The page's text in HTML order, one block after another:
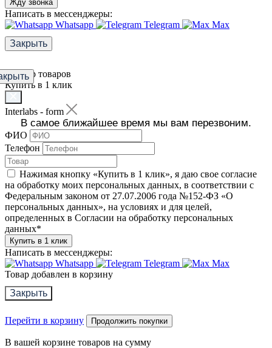
Жду звонка
Написать в мессенджеры:
Whatsapp
Telegram
Max
Закрыть
Фильтр товаров
Купить в 1 клик
Interlabs - form
В самое ближайшее время мы вам перезвоним.
ФИО
Телефон
Нажимая кнопку «Купить в 1 клик», я даю свое согласие
на обработку моих персональных данных, в соответствии с
Федеральным законом от 27.07.2006 года №152-ФЗ «О
персональных данных», на условиях и для целей,
определенных в Согласии на обработку персональных
данных*
Купить в 1 клик
Написать в мессенджеры:
Whatsapp
Telegram
Max
Товар добавлен в корзину
Закрыть
Перейти в корзину Продолжить покупки
В вашей корзине товаров на сумму